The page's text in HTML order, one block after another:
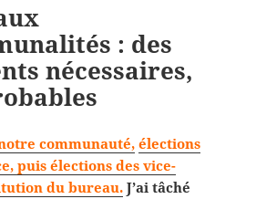
: des
nécessaires,
communauté, élections
puis élections des vice-
du bureau. J’ai tâché